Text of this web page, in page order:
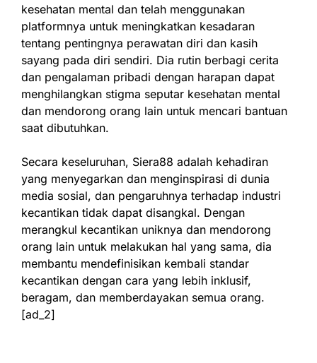
kesehatan mental dan telah menggunakan
platformnya untuk meningkatkan kesadaran
tentang pentingnya perawatan diri dan kasih
sayang pada diri sendiri. Dia rutin berbagi cerita
dan pengalaman pribadi dengan harapan dapat
menghilangkan stigma seputar kesehatan mental
dan mendorong orang lain untuk mencari bantuan
saat dibutuhkan.
Secara keseluruhan, Siera88 adalah kehadiran
yang menyegarkan dan menginspirasi di dunia
media sosial, dan pengaruhnya terhadap industri
kecantikan tidak dapat disangkal. Dengan
merangkul kecantikan uniknya dan mendorong
orang lain untuk melakukan hal yang sama, dia
membantu mendefinisikan kembali standar
kecantikan dengan cara yang lebih inklusif,
beragam, dan memberdayakan semua orang.
[ad_2]